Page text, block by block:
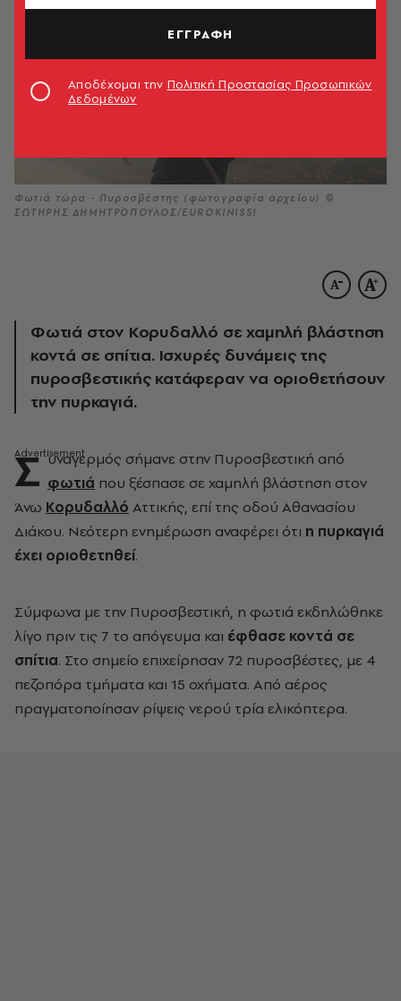
Φωτιά τώρα - Πυροσβέστης (φωτογραφία αρχείου) ©
ΣΩΤΗΡΗΣ ΔΗΜΗΤΡΟΠΟΥΛΟΣ/EUROKINISSI
Φωτιά στον Κορυδαλλό σε χαμηλή βλάστηση
κοντά σε σπίτια. Ισχυρές δυνάμεις της
πυροσβεστικής κατάφεραν να οριοθετήσουν
την πυρκαγιά.
Σ υναγερμός σήμανε στην Πυροσβεστική από
φωτιά που ξέσπασε σε χαμηλή βλάστηση στον
Άνω Κορυδαλλό Αττικής, επί της οδού Αθανασίου
Διάκου. Νεότερη ενημέρωση αναφέρει ότι η πυρκαγιά
έχει οριοθετηθεί.
Σύμφωνα με την Πυροσβεστική, η φωτιά εκδηλώθηκε
λίγο πριν τις 7 το απόγευμα και έφθασε κοντά σε
σπίτια. Στο σημείο επιχείρησαν 72 πυροσβέστες, με 4
πεζοπόρα τμήματα και 15 οχήματα. Από αέρος
πραγματοποίησαν ρίψεις νερού τρία ελικόπτερα.
ΕΓΓΡΑΦΗ
Αποδέχομαι την Πολιτική Προστασίας Προσωπικών
Δεδομένων